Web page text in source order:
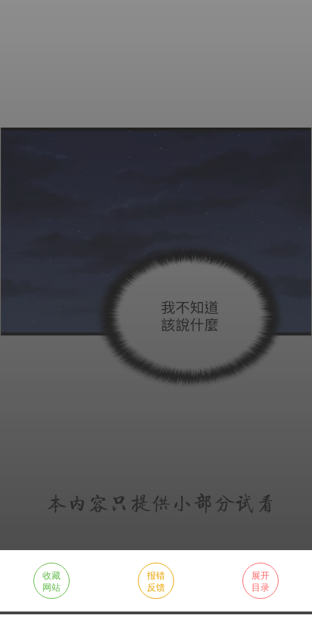
收藏
网站
报错
反馈
展开
目录